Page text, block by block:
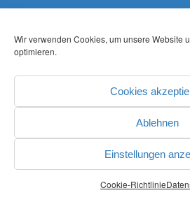
Wir verwenden Cookies, um unsere Website
optimieren.
Cookies
Ablehnen
Einstellungen
Cookie-Richtlinie